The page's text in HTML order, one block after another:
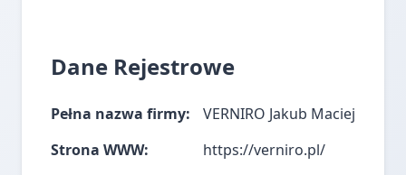
Dane Rejestrowe
Pełna nazwa firmy:
VERNIRO Jakub Maciej
Strona WWW:
https://verniro.pl/